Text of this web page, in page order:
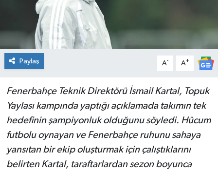
Paylaş A- A+
Fenerbahçe Teknik Direktörü İsmail Kartal, Topuk
Yaylası kampında yaptığı açıklamada takımın tek
hedefinin şampiyonluk olduğunu söyledi. Hücum
futbolu oynayan ve Fenerbahçe ruhunu sahaya
yansıtan bir ekip oluşturmak için çalıştıklarını
belirten Kartal, taraftarlardan sezon boyunca
Spor
Turizm
Yaşam